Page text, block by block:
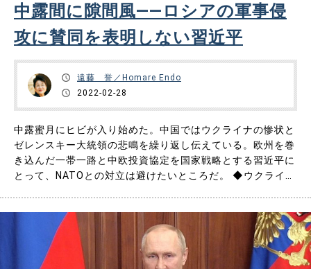
中露間に隙間風――ロシアの軍事侵
攻に賛同を表明しない習近平
遠藤 誉／Homare Endo
2022-02-28
中露蜜月にヒビが入り始めた。中国ではウクライナの惨状と
ゼレンスキー大統領の悲鳴を繰り返し伝えている。欧州を巻
き込んだ一帯一路と中欧投資協定を国家戦略とする習近平に
とって、NATOとの対立は避けたいところだ。 ◆ウクライナ
では、必ずウクライナの街の惨状と庶民の嘆きを大きく扱
い、毎日のよ……